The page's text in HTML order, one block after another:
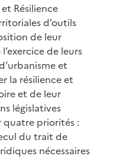
Résilience
d’outils
de leur
de leurs
et
la résilience et
et de leur
législatives
priorités :
du trait de
nécessaires